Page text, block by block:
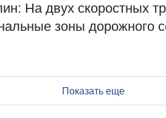
На двух скоростных
зоны дорожного
Показать еще